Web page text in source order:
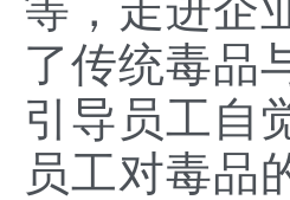
了传统毒品
引导员工自
员工对毒品